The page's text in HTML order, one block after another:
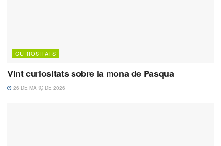
CURIOSITATS
Vint curiositats sobre la mona de Pasqua
26 DE MARÇ DE 2026